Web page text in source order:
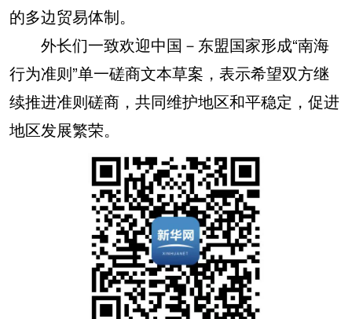
的多边贸易体制。
外长们一致欢迎中国－东盟国家形成“南海
行为准则”单一磋商文本草案，表示希望双方继
续推进准则磋商，共同维护地区和平稳定，促进
地区发展繁荣。